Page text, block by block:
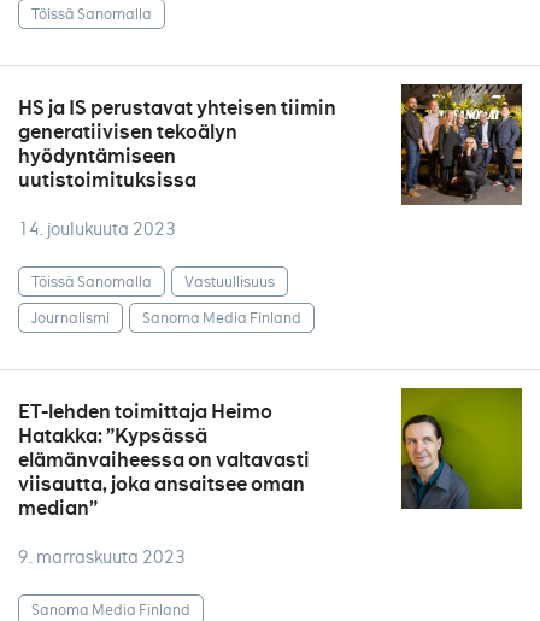
Töissä Sanomalla
HS ja IS perustavat yhteisen tiimin
generatiivisen tekoälyn
hyödyntämiseen
uutistoimituksissa
14. joulukuuta 2023
Töissä Sanomalla
Vastuullisuus
Journalismi
Sanoma Media Finland
ET-lehden toimittaja Heimo
Hatakka: ”Kypsässä
elämänvaiheessa on valtavasti
viisautta, joka ansaitsee oman
median”
9. marraskuuta 2023
Sanoma Media Finland